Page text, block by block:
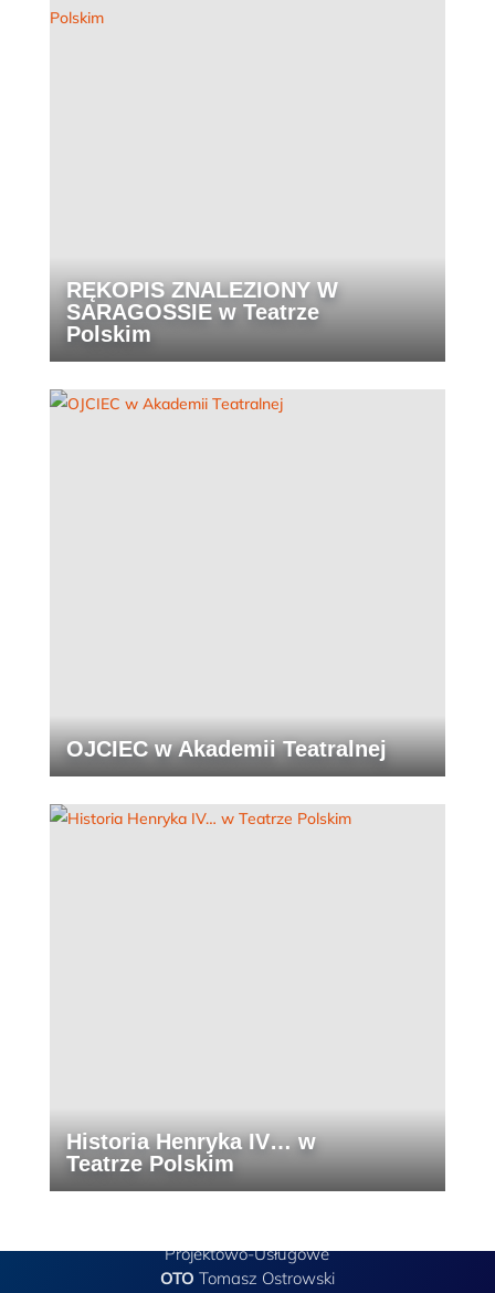
RĘKOPIS ZNALEZIONY W
SARAGOSSIE w Teatrze
Polskim
OJCIEC w Akademii Teatralnej
Historia Henryka IV… w
Teatrze Polskim
Projektowo-Usługowe
OTO Tomasz Ostrowski